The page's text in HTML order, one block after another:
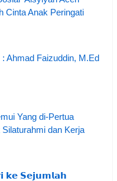
Cinta Anak Peringati
Ahmad Faizuddin, M.Ed
Yang di-Pertua
dan Kerja
𝗸𝗲 𝗦𝗲𝗷𝘂𝗺𝗹𝗮𝗵